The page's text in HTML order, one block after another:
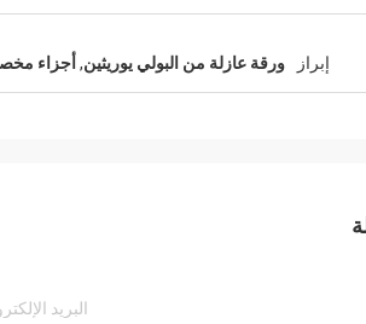
service !
إبراز ورقة عازلة من البولي يوريثين, أجزاء